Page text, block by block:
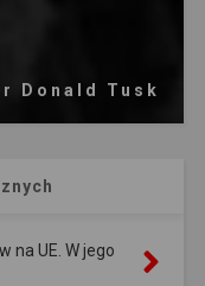
Donald Tusk
na UE. W jego